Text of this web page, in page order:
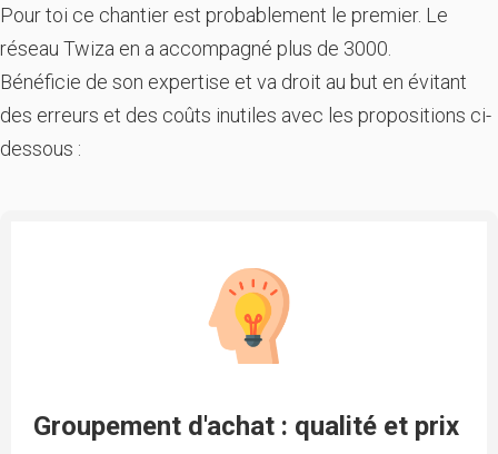
Pour toi ce chantier est probablement le premier. Le
réseau Twiza en a accompagné plus de 3000.
Bénéficie de son expertise et va droit au but en évitant
des erreurs et des coûts inutiles avec les propositions ci-
dessous :
Groupement d'achat : qualité et prix